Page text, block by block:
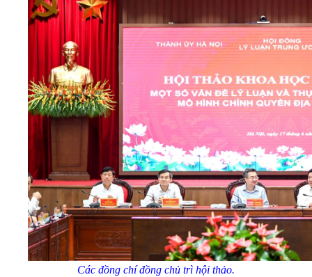
Các đồng chí đồng chủ trì hội thảo.